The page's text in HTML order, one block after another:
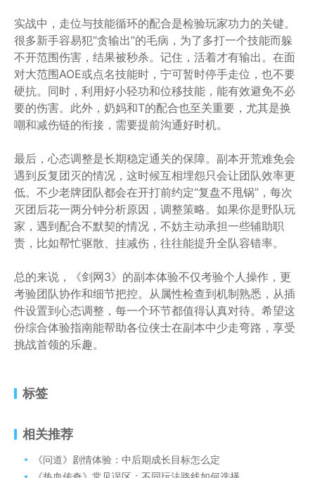
实战中，走位与技能循环的配合是检验玩家功力的关键。
很多新手容易犯“贪输出”的毛病，为了多打一个技能而躲
不开范围伤害，结果被秒杀。记住，活着才有输出。在面
对大范围AOE或点名技能时，宁可暂时停手走位，也不要
硬抗。同时，利用好小轻功和位移技能，能有效避免不必
要的伤害。此外，奶妈和T的配合也至关重要，尤其是换
嘲和减伤链的衔接，需要提前沟通好时机。
最后，心态调整是长期稳定通关的保障。副本开荒难免会
遇到反复团灭的情况，这时候互相埋怨只会让团队效率更
低。不少老牌团队都会在开打前约定“复盘不甩锅”，每次
灭团后花一两分钟分析原因，调整策略。如果你是野队玩
家，遇到配合不默契的情况，不妨主动承担一些辅助职
责，比如帮忙驱散、挂减伤，往往能提升全队容错率。
总的来说，《剑网3》的副本体验不仅考验个人操作，更
考验团队协作和细节把控。从属性检查到机制熟悉，从插
件设置到心态调整，每一个环节都值得认真对待。希望这
份综合体验指南能帮助各位侠士在副本中少走弯路，享受
挑战首领的乐趣。
标签
相关推荐
《问道》剧情体验：中后期成长目标怎么定